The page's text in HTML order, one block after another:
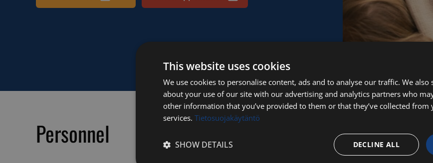
Personnel
This website uses cookies
We use cookies to personalise content, ads and to analyse our traffic. We
about your use of our site with our advertising and analytics partners who
other information that you’ve provided to them or that they’ve collected from
services. Tietosuojakäytäntö
DECLINE ALL
SHOW DETAILS